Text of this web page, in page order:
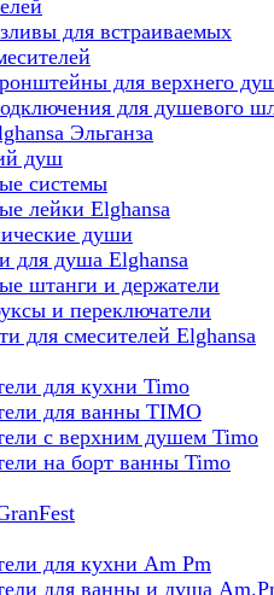
для встраиваемых
для верхнего
для душевого
Эльганза
душ
системы
лейки Elghansa
души
для душа Elghansa
штанги и держатели
и переключатели
для смесителей Elghansa
для кухни Timo
для ванны TIMO
с верхним душем Timo
на борт ванны Timo
для кухни Am Pm
для ванны и душа